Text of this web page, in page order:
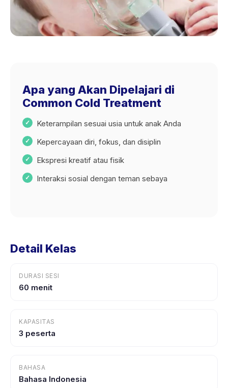
Apa yang Akan Dipelajari di
Common Cold Treatment
Keterampilan sesuai usia untuk anak Anda
Kepercayaan diri, fokus, dan disiplin
Ekspresi kreatif atau fisik
Interaksi sosial dengan teman sebaya
Detail Kelas
DURASI SESI
60 menit
KAPASITAS
3 peserta
BAHASA
Bahasa Indonesia